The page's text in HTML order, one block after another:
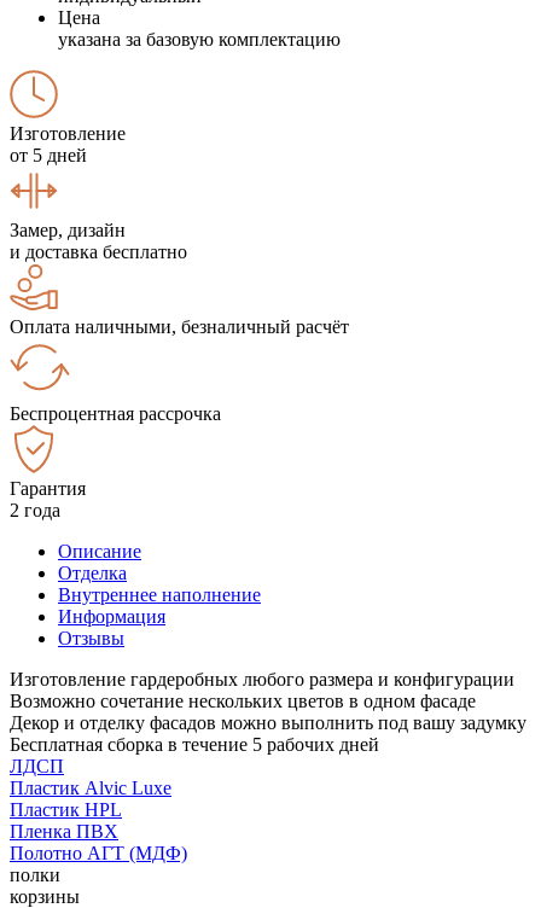
Цена
указана за базовую комплектацию
Изготовление
от 5 дней
Замер, дизайн
и доставка бесплатно
Оплата наличными, безналичный расчёт
Беспроцентная рассрочка
Гарантия
2 года
Описание
Отделка
Внутреннее наполнение
Информация
Отзывы
Изготовление гардеробных любого размера и конфигурации
Возможно сочетание нескольких цветов в одном фасаде
Декор и отделку фасадов можно выполнить под вашу задумку
Бесплатная сборка в течение 5 рабочих дней
ЛДСП
Пластик Alvic Luxe
Пластик HPL
Пленка ПВХ
Полотно АГТ (МДФ)
полки
корзины